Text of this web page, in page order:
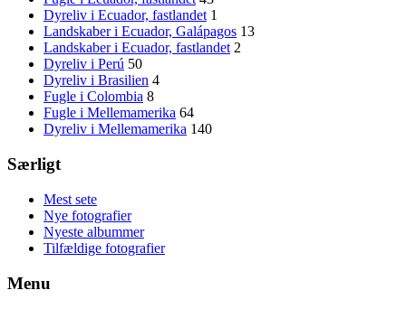
Dyreliv i Ecuador, fastlandet 1
Landskaber i Ecuador, Galápagos 13
Landskaber i Ecuador, fastlandet 2
Dyreliv i Perú 50
Dyreliv i Brasilien 4
Fugle i Colombia 8
Fugle i Mellemamerika 64
Dyreliv i Mellemamerika 140
Særligt
Mest sete
Nye fotografier
Nyeste albummer
Tilfældige fotografier
Menu